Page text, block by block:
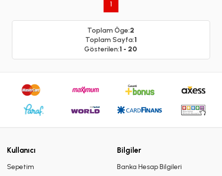
1
Toplam Öge:2
Toplam Sayfa:1
Gösterilen:1 - 20
Kullanıcı
Sepetim
Bilgiler
Banka Hesap Bilgileri